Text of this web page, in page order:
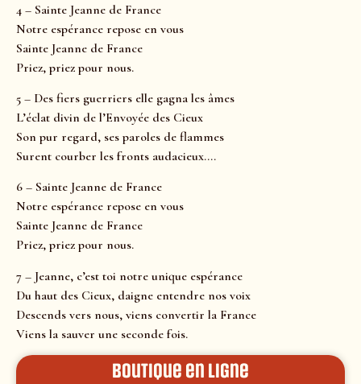
4 – Sainte Jeanne de France
Notre espérance repose en vous
Sainte Jeanne de France
Priez, priez pour nous.
5 – Des fiers guerriers elle gagna les âmes
L’éclat divin de l’Envoyée des Cieux
Son pur regard, ses paroles de flammes
Surent courber les fronts audacieux….
6 – Sainte Jeanne de France
Notre espérance repose en vous
Sainte Jeanne de France
Priez, priez pour nous.
7 – Jeanne, c’est toi notre unique espérance
Du haut des Cieux, daigne entendre nos voix
Descends vers nous, viens convertir la France
Viens la sauver une seconde fois.
Boutique en ligne